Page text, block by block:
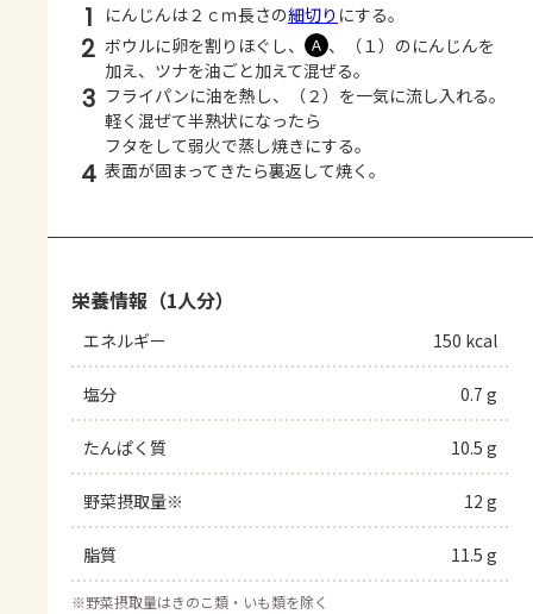
1 にんじんは２ｃｍ長さの細切り にする。
2 ボウルに卵を割りほぐし、 Ａ 、（１）のにんじんを
加え、ツナを油ごと加えて混ぜる。
3 フライパンに油を熱し、（２）を一気に流し入れる。
軽く混ぜて半熟状になったら
フタをして弱火で蒸し焼きにする。
4 表面が固まってきたら裏返して焼く。
栄養情報（1人分）
エネルギー 150 kcal
塩分 0.7 g
たんぱく質 10.5 g
野菜摂取量※ 12 g
脂質 11.5 g
※野菜摂取量はきのこ類・いも類を除く